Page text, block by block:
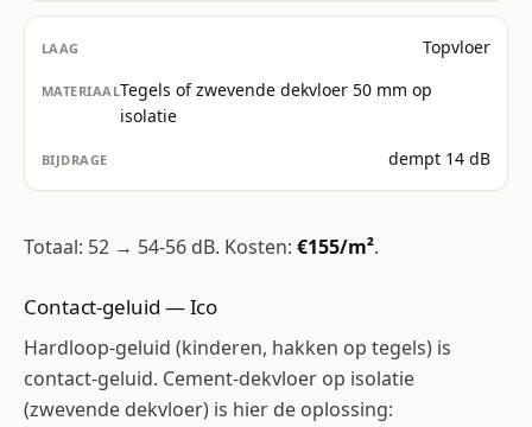
Topvloer
Tegels of zwevende dekvloer 50 mm op
isolatie
dempt 14 dB
Totaal: 52 → 54-56 dB. Kosten: €155/m².
Contact-geluid — Ico
Hardloop-geluid (kinderen, hakken op tegels) is
contact-geluid. Cement-dekvloer op isolatie
(zwevende dekvloer) is hier de oplossing: